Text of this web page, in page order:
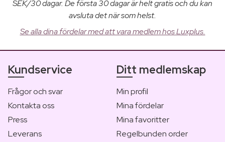
SEK/30 dagar. De första 30 dagar är helt gratis och du kan
avsluta det när som helst.
Se alla dina fördelar med att vara medlem hos Luxplus.
Kundservice
Frågor och svar
Kontakta oss
Press
Leverans
Ditt medlemskap
Min profil
Mina fördelar
Mina favoritter
Regelbunden order